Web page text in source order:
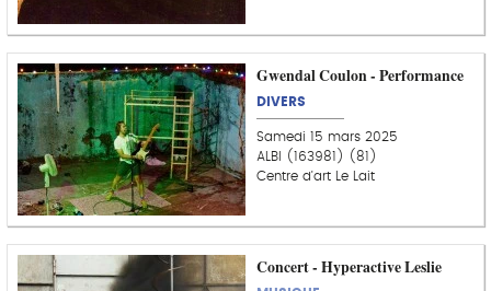
Gwendal Coulon - Performance
DIVERS
Samedi 15 mars 2025
ALBI (163981) (81)
Centre d'art Le Lait
Concert - Hyperactive Leslie